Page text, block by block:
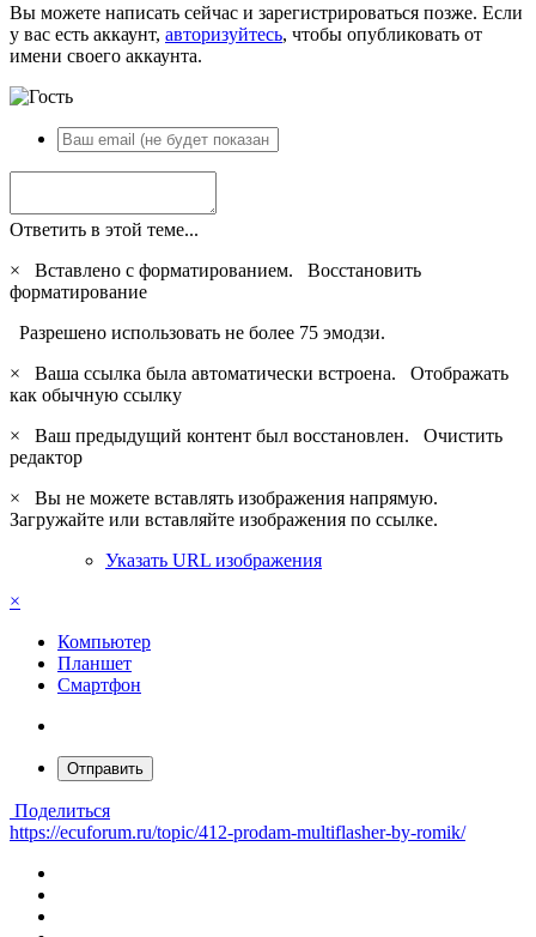
Вы можете написать сейчас и зарегистрироваться позже. Если
у вас есть аккаунт, авторизуйтесь, чтобы опубликовать от
имени своего аккаунта.
Ответить в этой теме...
×
Вставлено с форматированием. Восстановить
форматирование
Разрешено использовать не более 75 эмодзи.
×
Ваша ссылка была автоматически встроена. Отображать
как обычную ссылку
×
Ваш предыдущий контент был восстановлен. Очистить
редактор
×
Вы не можете вставлять изображения напрямую.
Загружайте или вставляйте изображения по ссылке.
Указать URL изображения
×
Компьютер
Планшет
Смартфон
Отправить
Поделиться
https://ecuforum.ru/topic/412-prodam-multiflasher-by-romik/